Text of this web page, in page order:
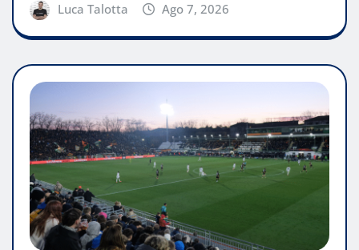
Luca Talotta Ago 7, 2026